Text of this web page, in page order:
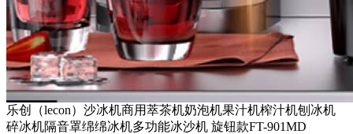
乐创（lecon）沙冰机商用萃茶机奶泡机果汁机榨汁机刨冰机
碎冰机隔音罩绵绵冰机多功能冰沙机 旋钮款FT-901MD